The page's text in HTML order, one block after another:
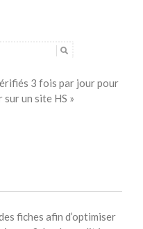
3 fois par jour pour
un site HS »
fiches afin d’optimiser